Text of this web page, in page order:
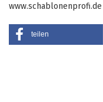
www.schablonenprofi.de
teilen